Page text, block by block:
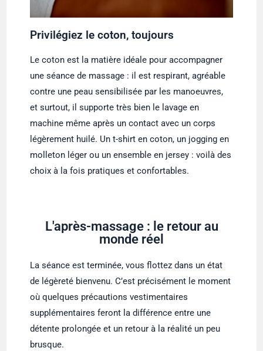
Privilégiez le coton, toujours
Le coton est la matière idéale pour accompagner
une séance de massage : il est respirant, agréable
contre une peau sensibilisée par les manoeuvres,
et surtout, il supporte très bien le lavage en
machine même après un contact avec un corps
légèrement huilé. Un t-shirt en coton, un jogging en
molleton léger ou un ensemble en jersey : voilà des
choix à la fois pratiques et confortables.
L'après-massage : le retour au
monde réel
La séance est terminée, vous flottez dans un état
de légèreté bienvenu. C’est précisément le moment
où quelques précautions vestimentaires
supplémentaires feront la différence entre une
détente prolongée et un retour à la réalité un peu
brusque.